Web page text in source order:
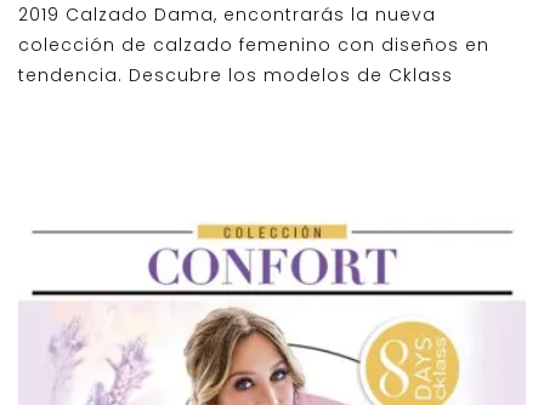
2019 Calzado Dama, encontrarás la nueva
colección de calzado femenino con diseños en
tendencia. Descubre los modelos de Cklass